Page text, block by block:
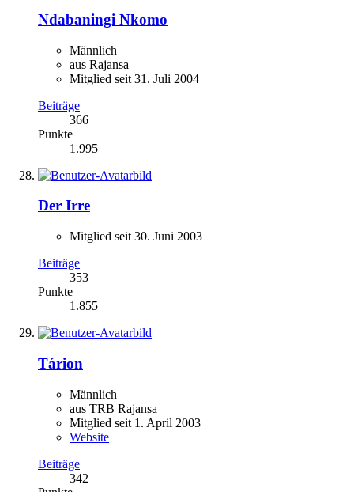
Ndabaningi Nkomo
Männlich
aus Rajansa
Mitglied seit 31. Juli 2004
Beiträge
366
Punkte
1.995
Der Irre
Mitglied seit 30. Juni 2003
Beiträge
353
Punkte
1.855
Tárion
Männlich
aus TRB Rajansa
Mitglied seit 1. April 2003
Website
Beiträge
342